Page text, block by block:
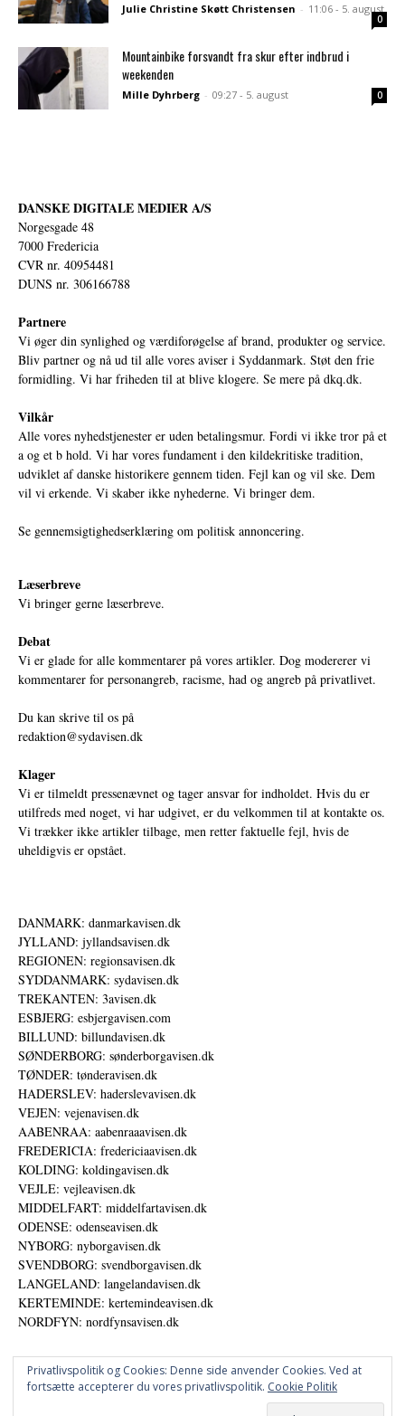
Julie Christine Skøtt Christensen - 11:06 - 5. august
0
Mountainbike forsvandt fra skur efter indbrud i
weekenden
Mille Dyhrberg - 09:27 - 5. august 0
DANSKE DIGITALE MEDIER A/S
Norgesgade 48
7000 Fredericia
CVR nr. 40954481
DUNS nr. 306166788
Partnere
Vi øger din synlighed og værdiforøgelse af brand, produkter og service.
Bliv partner og nå ud til alle vores aviser i Syddanmark. Støt den frie
formidling. Vi har friheden til at blive klogere. Se mere på dkq.dk.
Vilkår
Alle vores nyhedstjenester er uden betalingsmur. Fordi vi ikke tror på et
a og et b hold. Vi har vores fundament i den kildekritiske tradition,
udviklet af danske historikere gennem tiden. Fejl kan og vil ske. Dem
vil vi erkende. Vi skaber ikke nyhederne. Vi bringer dem.
Se gennemsigtighedserklæring om politisk annoncering.
Læserbreve
Vi bringer gerne læserbreve.
Debat
Vi er glade for alle kommentarer på vores artikler. Dog modererer vi
kommentarer for personangreb, racisme, had og angreb på privatlivet.
Du kan skrive til os på
redaktion@sydavisen.dk
Klager
Vi er tilmeldt pressenævnet og tager ansvar for indholdet. Hvis du er
utilfreds med noget, vi har udgivet, er du velkommen til at kontakte os.
Vi trækker ikke artikler tilbage, men retter faktuelle fejl, hvis de
uheldigvis er opstået.
DANMARK: danmarkavisen.dk
JYLLAND: jyllandsavisen.dk
REGIONEN: regionsavisen.dk
SYDDANMARK: sydavisen.dk
TREKANTEN: 3avisen.dk
ESBJERG: esbjergavisen.com
BILLUND: billundavisen.dk
SØNDERBORG: sønderborgavisen.dk
TØNDER: tønderavisen.dk
HADERSLEV: haderslevavisen.dk
VEJEN: vejenavisen.dk
AABENRAA: aabenraaavisen.dk
FREDERICIA: fredericiaavisen.dk
KOLDING: koldingavisen.dk
VEJLE: vejleavisen.dk
MIDDELFART: middelfartavisen.dk
ODENSE: odenseavisen.dk
NYBORG: nyborgavisen.dk
SVENDBORG: svendborgavisen.dk
LANGELAND: langelandavisen.dk
KERTEMINDE: kertemindeavisen.dk
NORDFYN: nordfynsavisen.dk
Privatlivspolitik og Cookies: Denne side anvender Cookies. Ved at
fortsætte accepterer du vores privatlivspolitik. Cookie Politik